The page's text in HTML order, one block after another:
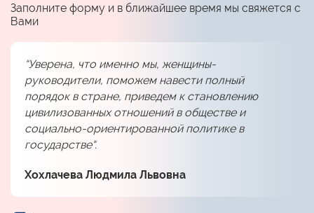
Заполните форму и в ближайшее время мы свяжется с
Вами
“Уверена, что именно мы, женщины-
руководители, поможем навести полный
порядок в стране, приведем к становлению
цивилизованных отношений в обществе и
социально-ориентированной политике в
государстве“.
Хохлачева Людмила Львовна